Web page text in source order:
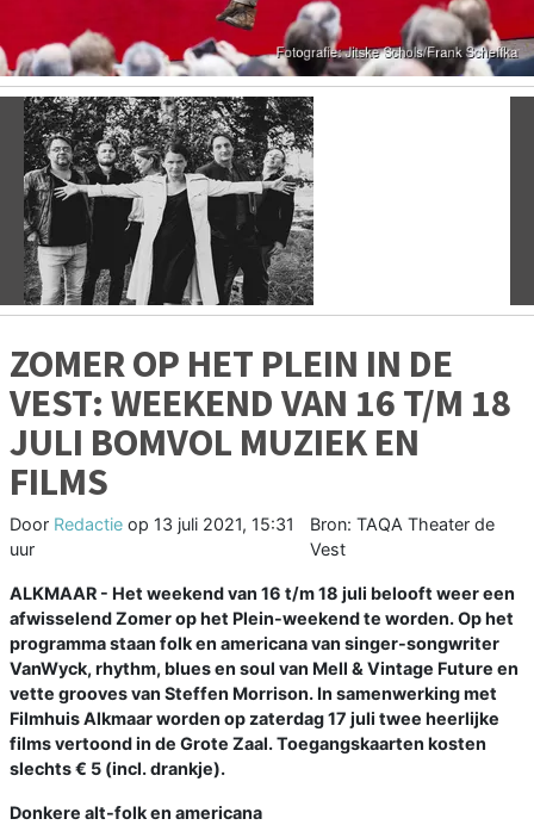
Vorige
ZOMER OP HET PLEIN IN DE
VEST: WEEKEND VAN 16 T/M 18
JULI BOMVOL MUZIEK EN
FILMS
Door Redactie op 13 juli 2021, 15:31
uur
Bron: TAQA Theater de
Vest
ALKMAAR - Het weekend van 16 t/m 18 juli belooft weer een
afwisselend Zomer op het Plein-weekend te worden. Op het
programma staan folk en americana van singer-songwriter
VanWyck, rhythm, blues en soul van Mell & Vintage Future en
vette grooves van Steffen Morrison. In samenwerking met
Filmhuis Alkmaar worden op zaterdag 17 juli twee heerlijke
films vertoond in de Grote Zaal. Toegangskaarten kosten
slechts € 5 (incl. drankje).
Donkere alt-folk en americana